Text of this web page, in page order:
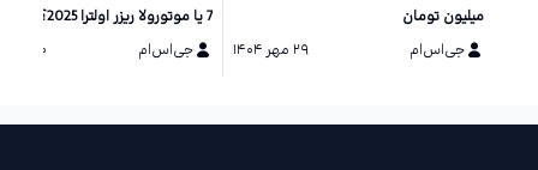
میلیون تومان
جی‌اس‌ام
۲۹ مهر ۱۴۰۴
7 یا موتورولا ریزر اولترا 2025؟
جی‌اس‌ام
۲۰ مرداد ۱۴۰۴